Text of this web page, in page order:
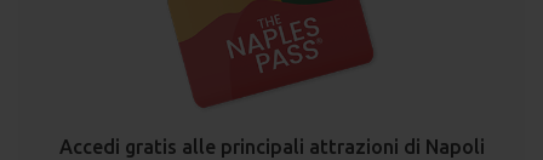
Accedi gratis alle principali attrazioni di Napoli